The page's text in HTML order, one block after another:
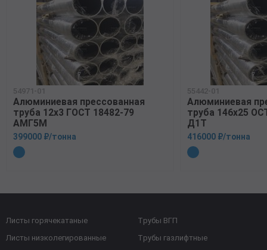
54971-01
Алюминиевая прессованная
труба 12х3 ГОСТ 18482-79
АМГ5М
399000 ₽/тонна
55442-01
Алюминиевая
труба 146х25
Д1Т
416000 ₽/тонна
Листы горячекатаные
Листы низколегированные
Трубы ВГП
Трубы газлифтные